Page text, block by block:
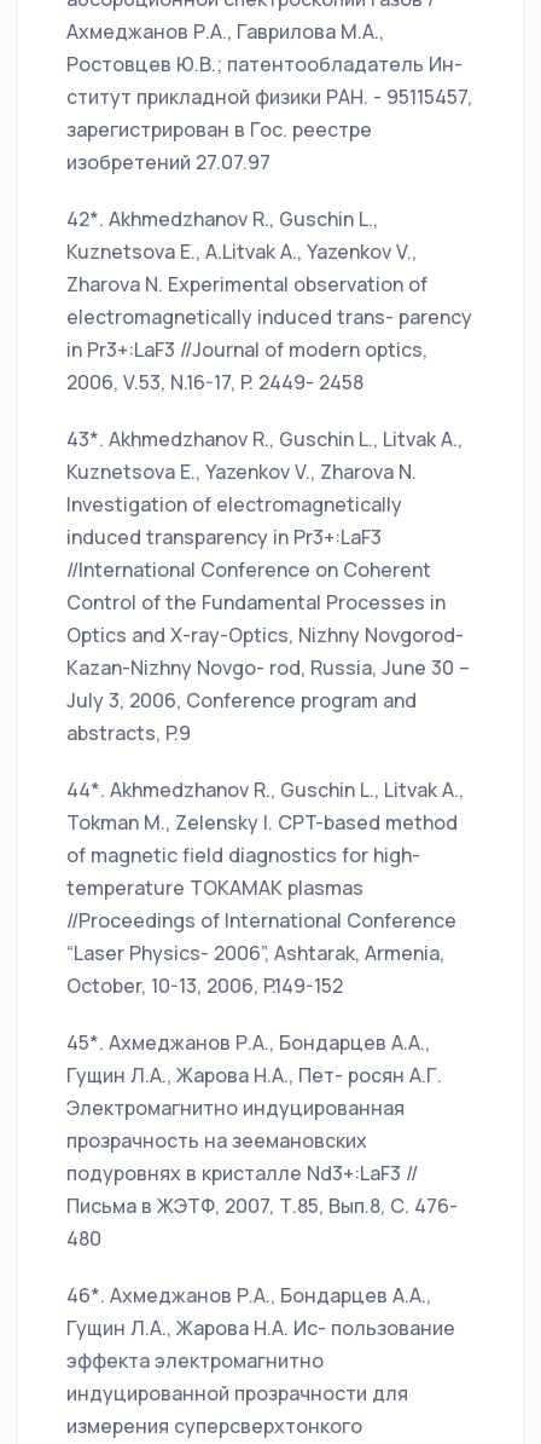
Ахмеджанов Р.А., Гаврилова М.А.,
Ростовцев Ю.В.; патентообладатель Ин-
ститут прикладной физики РАН. - 95115457,
зарегистрирован в Гос. реестре
изобретений 27.07.97
42*. Akhmedzhanov R., Guschin L.,
Kuznetsova E., A.Litvak A., Yazenkov V.,
Zharova N. Experimental observation of
electromagnetically induced trans- parency
in Pr3+:LaF3 //Journal of modern optics,
2006, V.53, N.16-17, P. 2449- 2458
43*. Akhmedzhanov R., Guschin L., Litvak A.,
Kuznetsova E., Yazenkov V., Zharova N.
Investigation of electromagnetically
induced transparency in Pr3+:LaF3
//International Conference on Coherent
Control of the Fundamental Processes in
Optics and X-ray-Optics, Nizhny Novgorod-
Kazan-Nizhny Novgo- rod, Russia, June 30 –
July 3, 2006, Conference program and
abstracts, P.9
44*. Akhmedzhanov R., Guschin L., Litvak A.,
Tokman M., Zelensky I. CPT-based method
of magnetic field diagnostics for high-
temperature TOKAMAK plasmas
//Proceedings of International Conference
“Laser Physics- 2006”, Ashtarak, Armenia,
October, 10-13, 2006, P.149-152
45*. Ахмеджанов Р.А., Бондарцев А.А.,
Гущин Л.А., Жарова Н.А., Пет- росян А.Г.
Электромагнитно индуцированная
прозрачность на зеемановских
подуровнях в кристалле Nd3+:LaF3 //
Письма в ЖЭТФ, 2007, Т.85, Вып.8, С. 476-
480
46*. Ахмеджанов Р.А., Бондарцев А.А.,
Гущин Л.А., Жарова Н.А. Ис- пользование
эффекта электромагнитно
индуцированной прозрачности для
измерения суперсверхтонкого